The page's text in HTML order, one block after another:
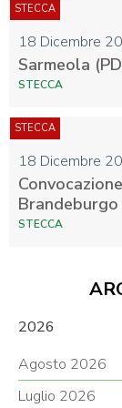
18 Dicembre
STECCA
Sarmeola
STECCA
18 Dicembre
STECCA
Brandeburgo
STECCA
2026
Agosto 2026
Luglio 2026